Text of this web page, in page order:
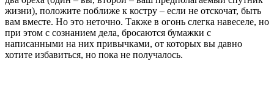
жизни), положите поближе к костру – если не отскочат, быть
вам вместе. Но это неточно. Также в огонь слегка навеселе, но
при этом с сознанием дела, бросаются бумажки с
написанными на них привычками, от которых вы давно
хотите избавиться, но пока не получалось.